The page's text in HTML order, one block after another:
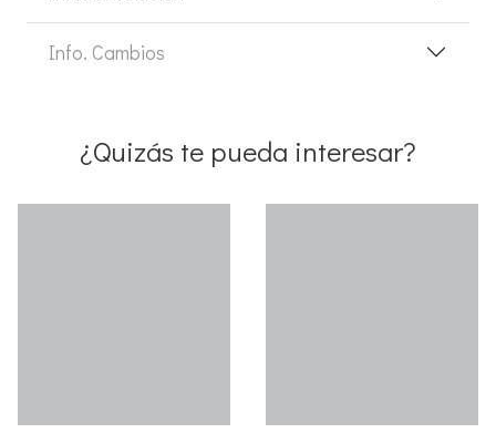
Info. Cambios
¿Quizás te pueda interesar?